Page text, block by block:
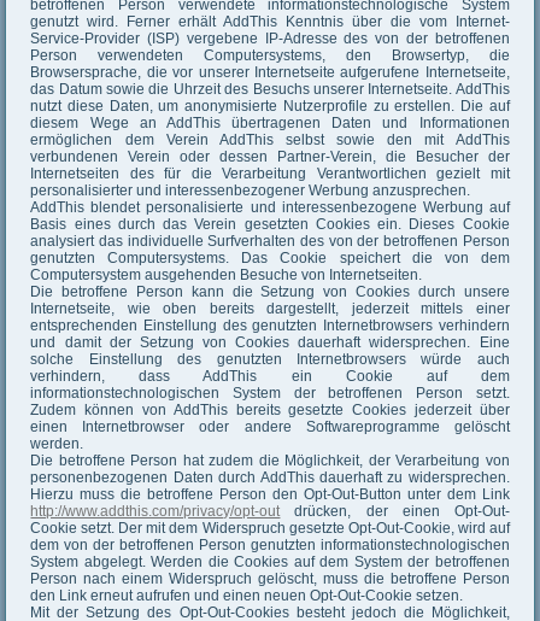
betroffenen Person verwendete informationstechnologische System
genutzt wird. Ferner erhält AddThis Kenntnis über die vom Internet-
Service-Provider (ISP) vergebene IP-Adresse des von der betroffenen
Person verwendeten Computersystems, den Browsertyp, die
Browsersprache, die vor unserer Internetseite aufgerufene Internetseite,
das Datum sowie die Uhrzeit des Besuchs unserer Internetseite. AddThis
nutzt diese Daten, um anonymisierte Nutzerprofile zu erstellen. Die auf
diesem Wege an AddThis übertragenen Daten und Informationen
ermöglichen dem Verein AddThis selbst sowie den mit AddThis
verbundenen Verein oder dessen Partner-Verein, die Besucher der
Internetseiten des für die Verarbeitung Verantwortlichen gezielt mit
personalisierter und interessenbezogener Werbung anzusprechen.
AddThis blendet personalisierte und interessenbezogene Werbung auf
Basis eines durch das Verein gesetzten Cookies ein. Dieses Cookie
analysiert das individuelle Surfverhalten des von der betroffenen Person
genutzten Computersystems. Das Cookie speichert die von dem
Computersystem ausgehenden Besuche von Internetseiten.
Die betroffene Person kann die Setzung von Cookies durch unsere
Internetseite, wie oben bereits dargestellt, jederzeit mittels einer
entsprechenden Einstellung des genutzten Internetbrowsers verhindern
und damit der Setzung von Cookies dauerhaft widersprechen. Eine
solche Einstellung des genutzten Internetbrowsers würde auch
verhindern, dass AddThis ein Cookie auf dem
informationstechnologischen System der betroffenen Person setzt.
Zudem können von AddThis bereits gesetzte Cookies jederzeit über
einen Internetbrowser oder andere Softwareprogramme gelöscht
werden.
Die betroffene Person hat zudem die Möglichkeit, der Verarbeitung von
personenbezogenen Daten durch AddThis dauerhaft zu widersprechen.
Hierzu muss die betroffene Person den Opt-Out-Button unter dem Link
http://www.addthis.com/privacy/opt-outdrücken, der einen Opt-Out-
Cookie setzt. Der mit dem Widerspruch gesetzte Opt-Out-Cookie, wird auf
dem von der betroffenen Person genutzten informationstechnologischen
System abgelegt. Werden die Cookies auf dem System der betroffenen
Person nach einem Widerspruch gelöscht, muss die betroffene Person
den Link erneut aufrufen und einen neuen Opt-Out-Cookie setzen.
Mit der Setzung des Opt-Out-Cookies besteht jedoch die Möglichkeit,